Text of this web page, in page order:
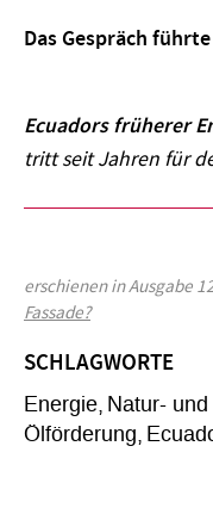
Das Gespräch
Ecuadors früherer
tritt seit Jahren für
erschienen in Ausgabe
Fassade?
SCHLAGWORTE
Energie Natur-
Ölförderung